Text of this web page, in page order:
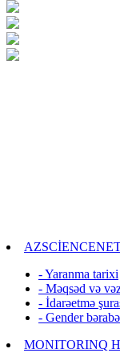
- Yaranma tarixi
- Məqsəd və
- İdarəetmə
- Gender
MONITORINQ